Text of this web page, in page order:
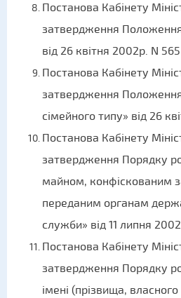
Постанова Кабінету
затвердження
від 26 квітня 2002р. N 565
Постанова Кабінету
затвердження
сімейного типу» від 26
Постанова Кабінету
затвердження Порядку
майном, конфіскованим
переданим органам
служби» від 11 липня
Постанова Кабінету
затвердження Порядку
імені (прізвища, власного